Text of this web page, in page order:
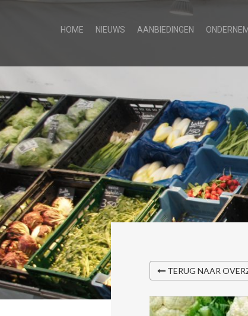
HOME NIEUWS AANBIEDINGEN
TERUG NAAR